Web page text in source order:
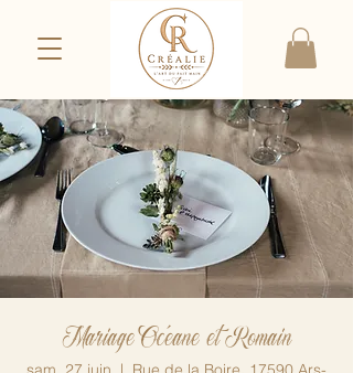
Mariage Océane et Romain